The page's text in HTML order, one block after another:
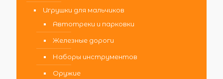
Игрушки для мальчиков
Автотреки и парковки
Железные дороги
Наборы инструментов
Оружие